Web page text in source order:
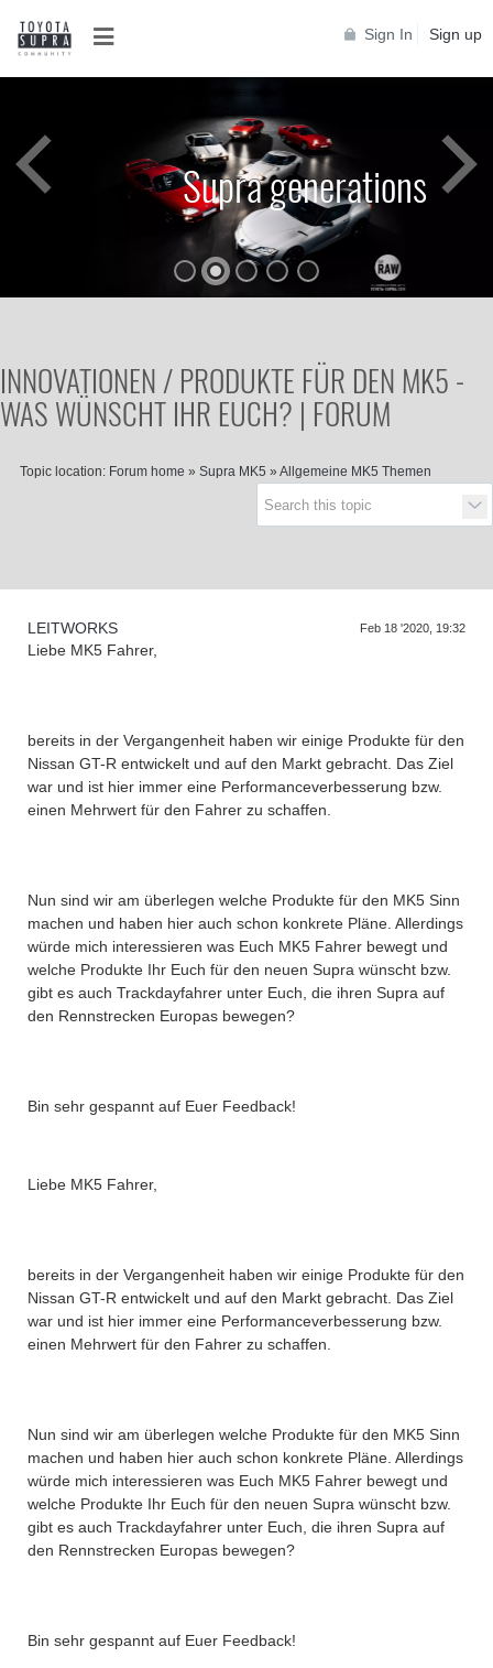
Sign In Sign up
Supra generations
Supra generations
INNOVATIONEN / PRODUKTE FÜR DEN MK5 -
WAS WÜNSCHT IHR EUCH? | FORUM
Topic location: Forum home » Supra MK5 » Allgemeine MK5 Themen
LEITWORKS Feb 18 '2020, 19:32
Liebe MK5 Fahrer,
bereits in der Vergangenheit haben wir einige Produkte für den
Nissan GT-R entwickelt und auf den Markt gebracht. Das Ziel
war und ist hier immer eine Performanceverbesserung bzw.
einen Mehrwert für den Fahrer zu schaffen.
Nun sind wir am überlegen welche Produkte für den MK5 Sinn
machen und haben hier auch schon konkrete Pläne. Allerdings
würde mich interessieren was Euch MK5 Fahrer bewegt und
welche Produkte Ihr Euch für den neuen Supra wünscht bzw.
gibt es auch Trackdayfahrer unter Euch, die ihren Supra auf
den Rennstrecken Europas bewegen?
Bin sehr gespannt auf Euer Feedback!
Liebe MK5 Fahrer,
bereits in der Vergangenheit haben wir einige Produkte für den
Nissan GT-R entwickelt und auf den Markt gebracht. Das Ziel
war und ist hier immer eine Performanceverbesserung bzw.
einen Mehrwert für den Fahrer zu schaffen.
Nun sind wir am überlegen welche Produkte für den MK5 Sinn
machen und haben hier auch schon konkrete Pläne. Allerdings
würde mich interessieren was Euch MK5 Fahrer bewegt und
welche Produkte Ihr Euch für den neuen Supra wünscht bzw.
gibt es auch Trackdayfahrer unter Euch, die ihren Supra auf
den Rennstrecken Europas bewegen?
Bin sehr gespannt auf Euer Feedback!